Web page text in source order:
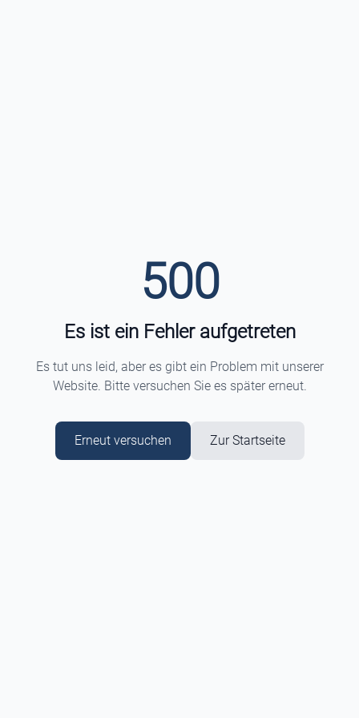
500
Es ist ein Fehler aufgetreten
Es tut uns leid, aber es gibt ein Problem mit unserer
Website. Bitte versuchen Sie es später erneut.
Erneut versuchen Zur Startseite